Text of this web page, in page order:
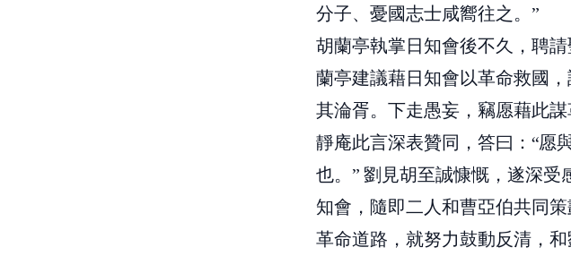
分子、憂國志士咸嚮往之。”
胡蘭亭執掌日知會後不久，聘
蘭亭建議藉日知會以革命救國
其淪胥。下走愚妄，竊愿藉此
靜庵此言深表贊同，答曰：“愿
也。” 劉見胡至誠慷慨，遂深
知會，隨即二人和曹亞伯共同
革命道路，就努力鼓動反清，